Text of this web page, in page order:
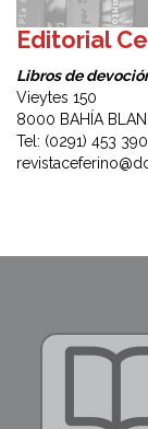
Editorial
Libros de
Vieytes 150
8000 BAHÍA
Tel: (0291) 453